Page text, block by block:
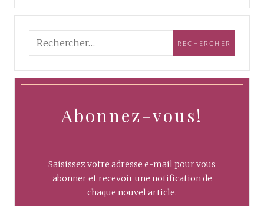
Abonnez-vous!
Saisissez votre adresse e-mail pour vous
abonner et recevoir une notification de
chaque nouvel article.